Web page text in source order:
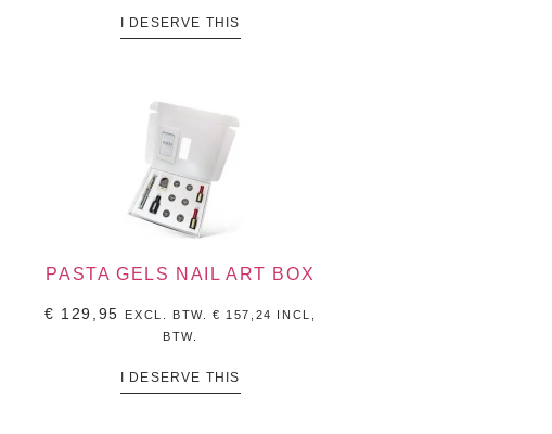
I DESERVE THIS
PASTA GELS NAIL ART BOX
€ 129,95 EXCL. BTW.€ 157,24
INCL,
BTW.
I DESERVE THIS